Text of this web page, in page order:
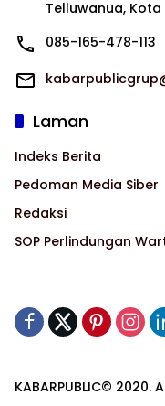
Telluwanua,
085-165-478-113
Laman
Indeks Berita
Pedoman Media Siber
Redaksi
SOP Perlindungan
KABARPUBLIC© 2020.